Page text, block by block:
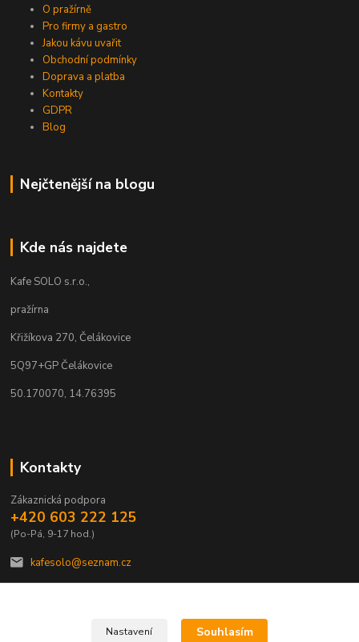
O pražírně
Pro firmy a gastro
Jakou kávu uvařit
Obchodní podmínky
Doprava a platba
Kontakty
GDPR
Blog
Nejčtenější na blogu
Kde nás najdete
Kafe SOLO s.r.o.,
pražírna
Křižíkova 270, Čelákovice
5Q97+GP Čelákovice
50.170070, 14.76395
Kontakty
Zákaznická podpora
+420 603 222 125
(Po-Pá, 9-17 hod.)
kafesolo@seznam.cz
Nastavení Souhlasím